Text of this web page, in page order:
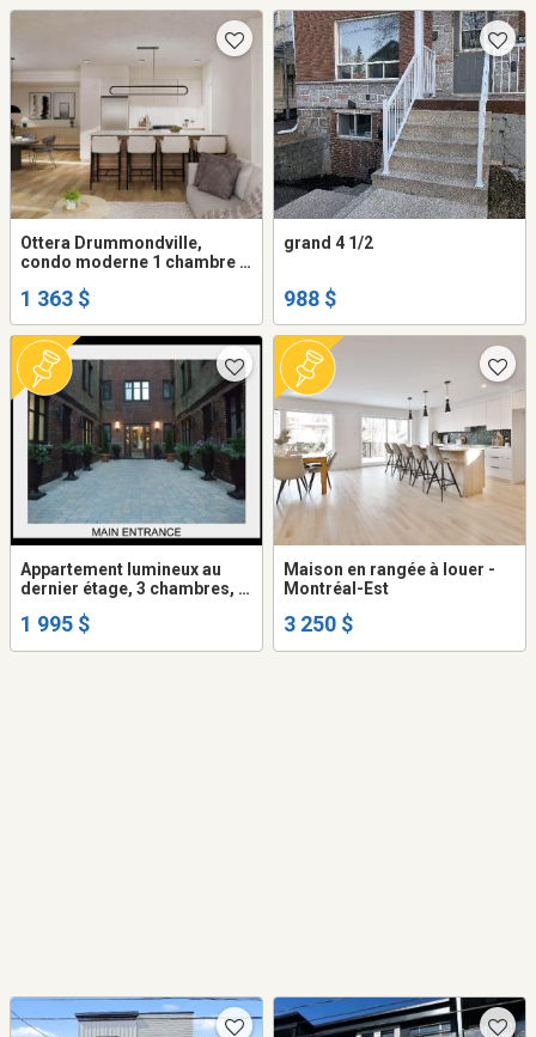
Ottera Drummondville,
condo moderne 1 chambre à
logement
1 363 $
grand 4 1/2
988 $
Appartement lumineux au
dernier étage, 3 chambres, 5
3 bedroom 5 1/2, renovated,
1 995 $
Maison en rangée à louer -
Montréal-Est
3 250 $